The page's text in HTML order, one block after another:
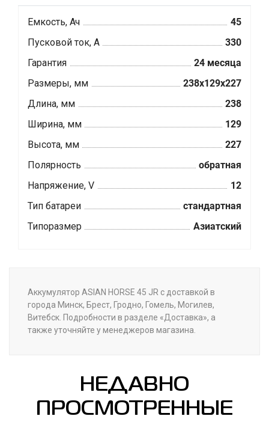
Емкость, Ач
45
Пусковой ток, А
330
Гарантия
24 месяца
Размеры, мм
238x129x227
Длина, мм
238
Ширина, мм
129
Высота, мм
227
Полярность
обратная
Напряжение, V
12
Тип батареи
стандартная
Типоразмер
Азиатский
Аккумулятор ASIAN HORSE 45 JR с доставкой в
города Минск, Брест, Гродно, Гомель, Могилев,
Витебск. Подробности в разделе «Доставка», а
также уточняйте у менеджеров магазина.
НЕДАВНО
ПРОСМОТРЕННЫЕ